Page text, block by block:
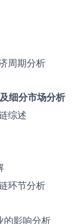
周期分析
细分市场分析
综述
环节分析
的影响分析